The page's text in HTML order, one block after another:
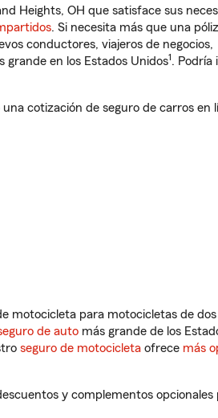
Heights, OH que satisface sus
. Si necesita más que una
conductores, viajeros de negocios,
grande en los Estados Unidos1. Podría
cotización de seguro de carros en
motocicleta para motocicletas de
de auto más grande de los
seguro de motocicleta ofrece más
y complementos opcionales